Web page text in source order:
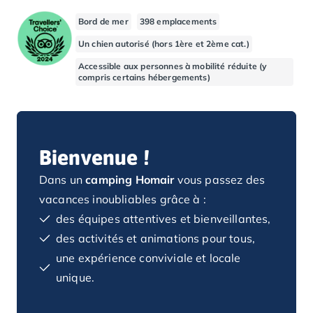
Camping Basse-Normandie
Camping Calvados
Camping Cabourg
Camping Caen
Camping Honfleur
Camping Ouistreham
Camping Mont Saint Michel
Camping Bretagne
Camping Côtes d'Armor
Camping Erquy
Camping Saint-Cast-le-Guildo
Camping Finistère
Camping Benodet
Camping Brest
Camping Carantec
Bord de mer 398 emplacements
Un chien autorisé (hors 1ère et 2ème cat.)
Accessible aux personnes à mobilité réduite (y
compris certains hébergements)
Bienvenue !
Dans uncamping Homairvous passez des
vacances inoubliables grâce à :
des équipes attentives et bienveillantes,
des activités et animations pour tous,
une expérience conviviale et locale
unique.